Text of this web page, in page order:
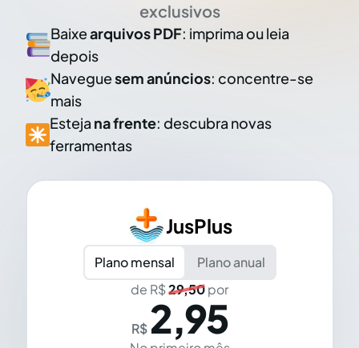
exclusivos
Baixearquivos PDF: imprima ou leia
depois
Naveguesem anúncios: concentre-se
mais
Esteja na frente: descubra novas
ferramentas
JusPlus
Plano mensal
Plano anual
de R$29,50por
R$ 2,95